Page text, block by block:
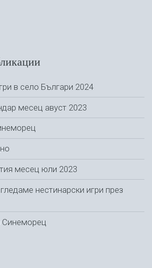
в село Българи 2024
месец авуст 2023
месец юли 2023
нестинарски игри през
Синеморец